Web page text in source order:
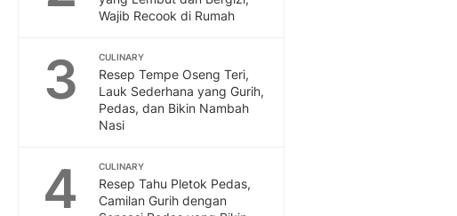
Wajib Recook di Rumah
3 CULINARY
Resep Tempe Oseng Teri,
Lauk Sederhana yang Gurih,
Pedas, dan Bikin Nambah
Nasi
4 CULINARY
Resep Tahu Pletok Pedas,
Camilan Gurih dengan